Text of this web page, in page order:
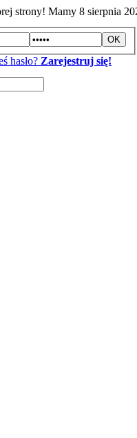
strony! Mamy 8 sierpnia
hasło? Zarejestruj się!